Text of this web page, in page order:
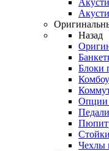
Назад
Блоки
Опции
Чехлы